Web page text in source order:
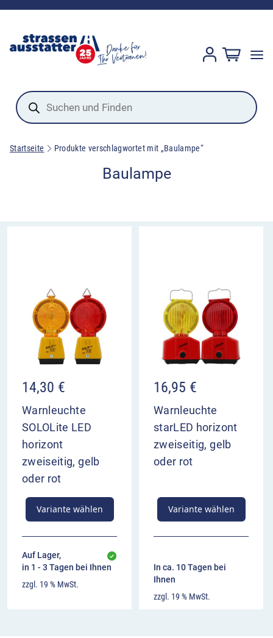
Products
search
Startseite Produkte verschlagwortet mit „Baulampe“
Baulampe
14,30 €
Warnleuchte
SOLOLite LED
horizont
zweiseitig, gelb
oder rot
Variante wählen
Auf Lager,
in 1 - 3 Tagen bei Ihnen
zzgl. 19 % MwSt.
16,95 €
Warnleuchte
starLED horizont
zweiseitig, gelb
oder rot
Variante wählen
In ca. 10 Tagen bei
Ihnen
zzgl. 19 % MwSt.